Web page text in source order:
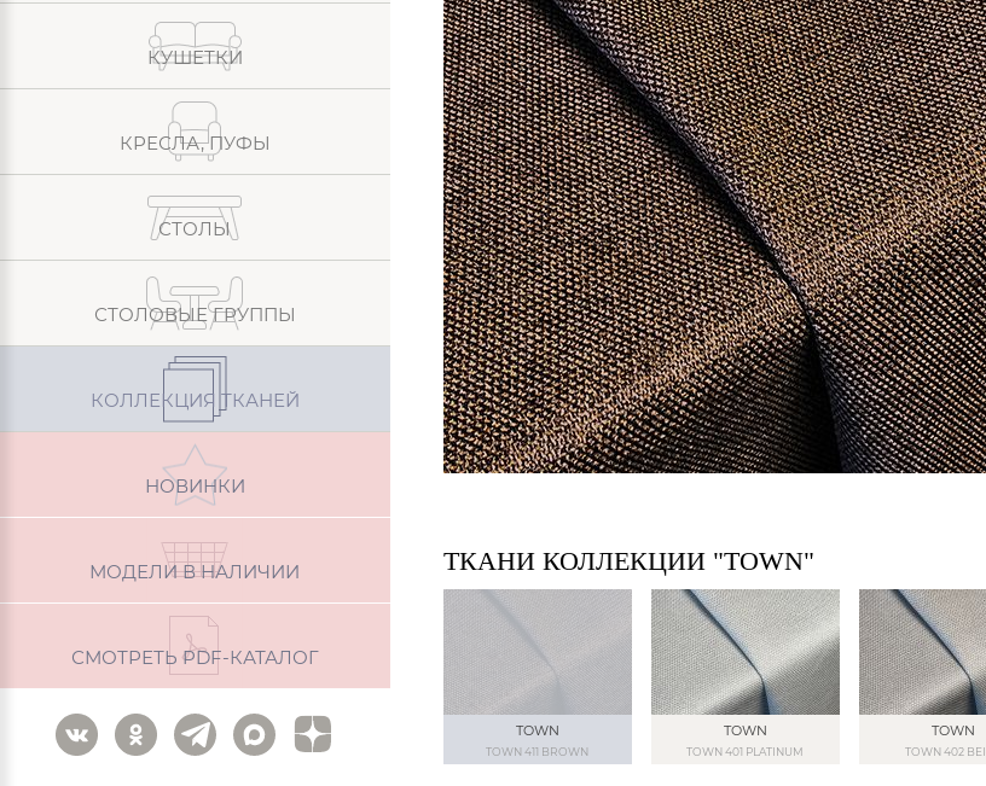
КУШЕТКИ
КРЕСЛА, ПУФЫ
СТОЛЫ
СТОЛОВЫЕ ГРУППЫ
КОЛЛЕКЦИЯ ТКАНЕЙ
НОВИНКИ
МОДЕЛИ В НАЛИЧИИ
СМОТРЕТЬ PDF-КАТАЛОГ
ТКАНИ КОЛЛЕКЦИИ "TOWN"
TOWN
TOWN 411 BROWN
TOWN
TOWN 401 PLATINUM
TOWN
TOWN 402